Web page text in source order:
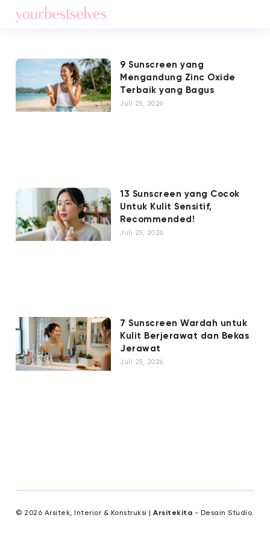
9 Sunscreen yang
Mengandung Zinc Oxide
Terbaik yang Bagus
Juli 25, 2026
13 Sunscreen yang Cocok
Untuk Kulit Sensitif,
Recommended!
Juli 25, 2026
7 Sunscreen Wardah untuk
Kulit Berjerawat dan Bekas
Jerawat
Juli 25, 2026
© 2026 Arsitek, Interior & Konstruksi |Arsitekita - Desain Studio.